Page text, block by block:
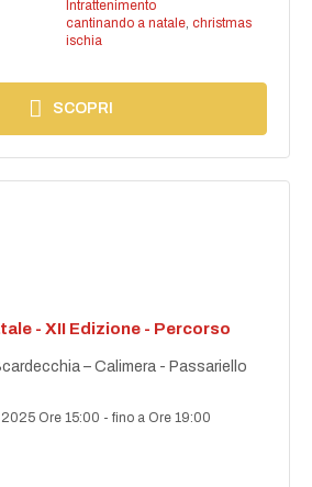
Intrattenimento
cantinando a natale, christmas
ischia
SCOPRI
- XII Edizione - Percorso
– Calimera - Passariello
Ore 15:00 -fino a Ore 19:00